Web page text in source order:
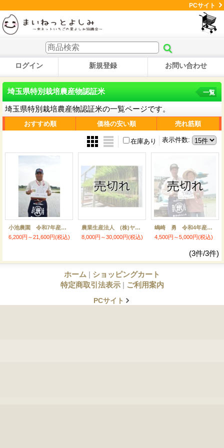
PCサイト
ログイン 新規登録 お問い合わせ
埼玉県特別栽培農産物認証米
埼玉県特別栽培農産物認証米の一覧ページです。
一覧
おすすめ順 価格の安い順 売れ筋順
表示件数:
在庫あり
小池農園 令和7年産 埼玉県吉見町産米
6,200円～21,600円(税込)
農業生産法人 (株)ヤマグレイン 令和7年産 埼玉県吉見町産米
8,000円～30,000円(税込)
嶋崎 勇 令和4年産 埼玉県吉見町産米
4,500円～5,000円(税込)
(3件/3件)
ホーム | ショッピングカート
特定商取引法表示 | ご利用案内
PCサイト